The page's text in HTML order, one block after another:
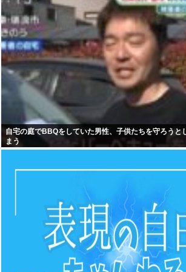
自宅の庭でBBQをしていた男性、子供たちを守ろうと
まう